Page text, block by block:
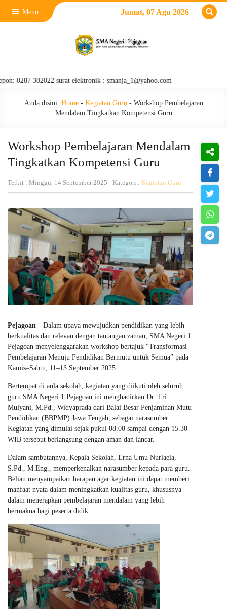
Menu Jumat, 07 Agu 2026
382022 surat elektronik : smanja_1@yahoo.com
Anda disini :Home- Kegiatan Guru- Workshop Pembelajaran
Mendalam Tingkatkan Kompetensi Guru
Workshop Pembelajaran Mendalam
Tingkatkan Kompetensi Guru
Terbit : Minggu, 14 September 2025 - Kategori : Kegiatan Guru
Pejagoan—Dalam upaya mewujudkan pendidikan yang lebih
berkualitas dan relevan dengan tantangan zaman, SMA Negeri 1
Pejagoan menyelenggarakan workshop bertajuk “Transformasi
Pembelajaran Menuju Pendidikan Bermutu untuk Semua” pada
Kamis–Sabtu, 11–13 September 2025.
Bertempat di aula sekolah, kegiatan yang diikuti oleh seluruh
guru SMA Negeri 1 Pejagoan ini menghadirkan Dr. Tri
Mulyani, M.Pd., Widyaprada dari Balai Besar Penjaminan Mutu
Pendidikan (BBPMP) Jawa Tengah, sebagai narasumber.
Kegiatan yang dimulai sejak pukul 08.00 sampai dengan 15.30
WIB tersebut berlangsung dengan aman dan lancar.
Dalam sambutannya, Kepala Sekolah, Erna Umu Nurlaela,
S.Pd., M.Eng., memperkenalkan narasumber kepada para guru.
Beliau menyampaikan harapan agar kegiatan ini dapat memberi
manfaat nyata dalam meningkatkan kualitas guru, khususnya
dalam menerapkan pembelajaran mendalam yang lebih
bermakna bagi peserta didik.